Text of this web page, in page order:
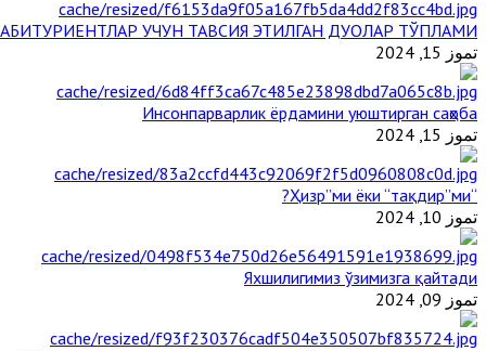
АБИТУРИЕНТЛАР УЧУН ТАВСИЯ ЭТИЛГАН ДУОЛАР ТЎПЛАМИ
تموز 15, 2024
Инсонпарварлик ёрдамини уюштирган саҳоба
تموز 15, 2024
“Ҳизр”ми ёки “тақдир”ми?
تموز 10, 2024
Яхшилигимиз ўзимизга қайтади
تموز 09, 2024